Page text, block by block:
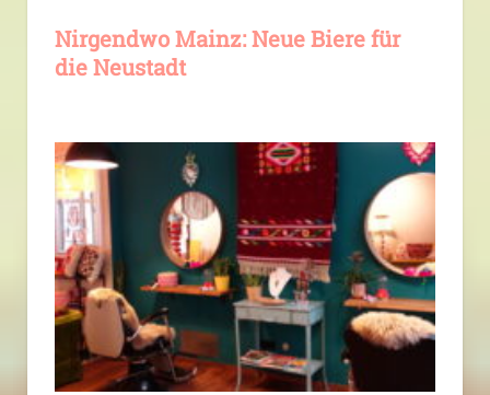
Nirgendwo Mainz: Neue Biere für
die Neustadt